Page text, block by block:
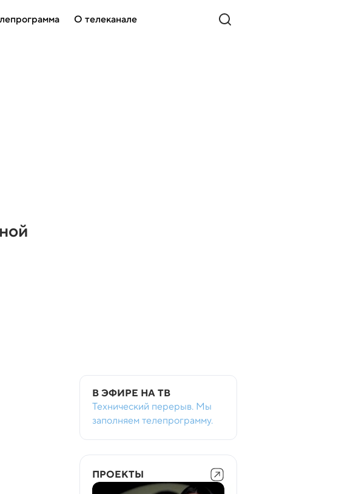
О телеканале
В ЭФИРЕ НА ТВ
Технический перерыв. Мы
заполняем телепрограмму.
ПРОЕКТЫ